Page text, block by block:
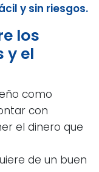
y sin riesgos.
los
y el
como
con
el dinero que
de un buen